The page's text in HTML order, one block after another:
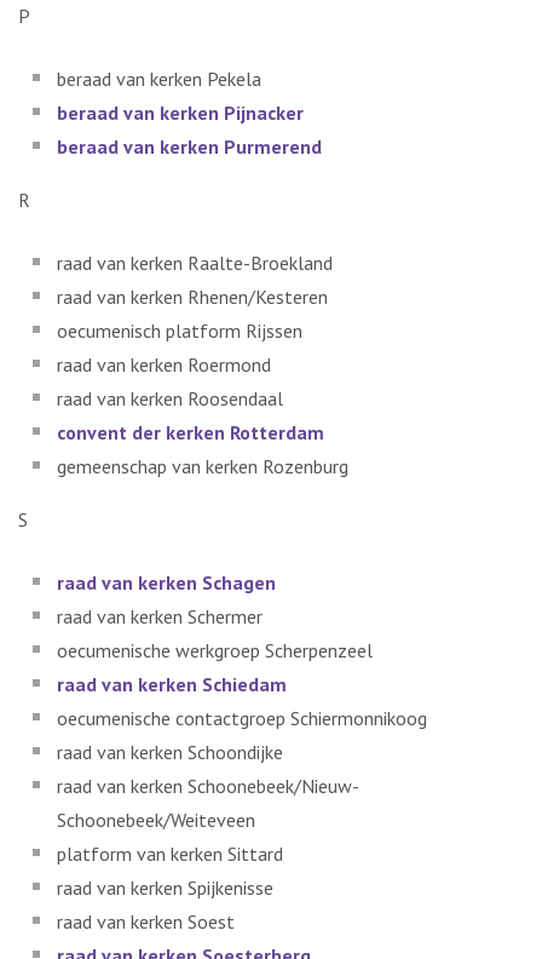
P
beraad van kerken Pekela
beraad van kerken Pijnacker
beraad van kerken Purmerend
R
raad van kerken Raalte-Broekland
raad van kerken Rhenen/Kesteren
oecumenisch platform Rijssen
raad van kerken Roermond
raad van kerken Roosendaal
convent der kerken Rotterdam
gemeenschap van kerken Rozenburg
S
raad van kerken Schagen
raad van kerken Schermer
oecumenische werkgroep Scherpenzeel
raad van kerken Schiedam
oecumenische contactgroep Schiermonnikoog
raad van kerken Schoondijke
raad van kerken Schoonebeek/Nieuw-
Schoonebeek/Weiteveen
platform van kerken Sittard
raad van kerken Spijkenisse
raad van kerken Soest